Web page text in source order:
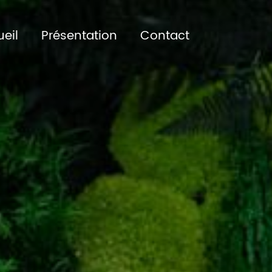
Présentation Contact